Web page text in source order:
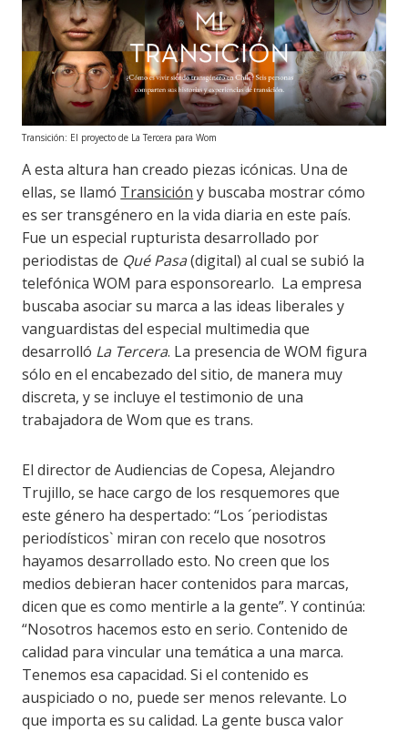
Transición: El proyecto de La Tercera para Wom
A esta altura han creado piezas icónicas. Una de
ellas, se llamó Transición y buscaba mostrar cómo
es ser transgénero en la vida diaria en este país.
Fue un especial rupturista desarrollado por
periodistas de Qué Pasa(digital) al cual se subió la
telefónica WOM para esponsorearlo. La empresa
buscaba asociar su marca a las ideas liberales y
vanguardistas del especial multimedia que
desarrolló La Tercera. La presencia de WOM figura
sólo en el encabezado del sitio, de manera muy
discreta, y se incluye el testimonio de una
trabajadora de Wom que es trans.
El director de Audiencias de Copesa, Alejandro
Trujillo, se hace cargo de los resquemores que
este género ha despertado: “Los ´periodistas
periodísticos` miran con recelo que nosotros
hayamos desarrollado esto. No creen que los
medios debieran hacer contenidos para marcas,
dicen que es como mentirle a la gente”. Y continúa:
“Nosotros hacemos esto en serio. Contenido de
calidad para vincular una temática a una marca.
Tenemos esa capacidad. Si el contenido es
auspiciado o no, puede ser menos relevante. Lo
que importa es su calidad. La gente busca valor